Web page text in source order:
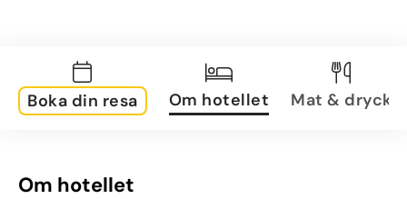
Boka din resa Om hotellet Mat & dryck
Om hotellet